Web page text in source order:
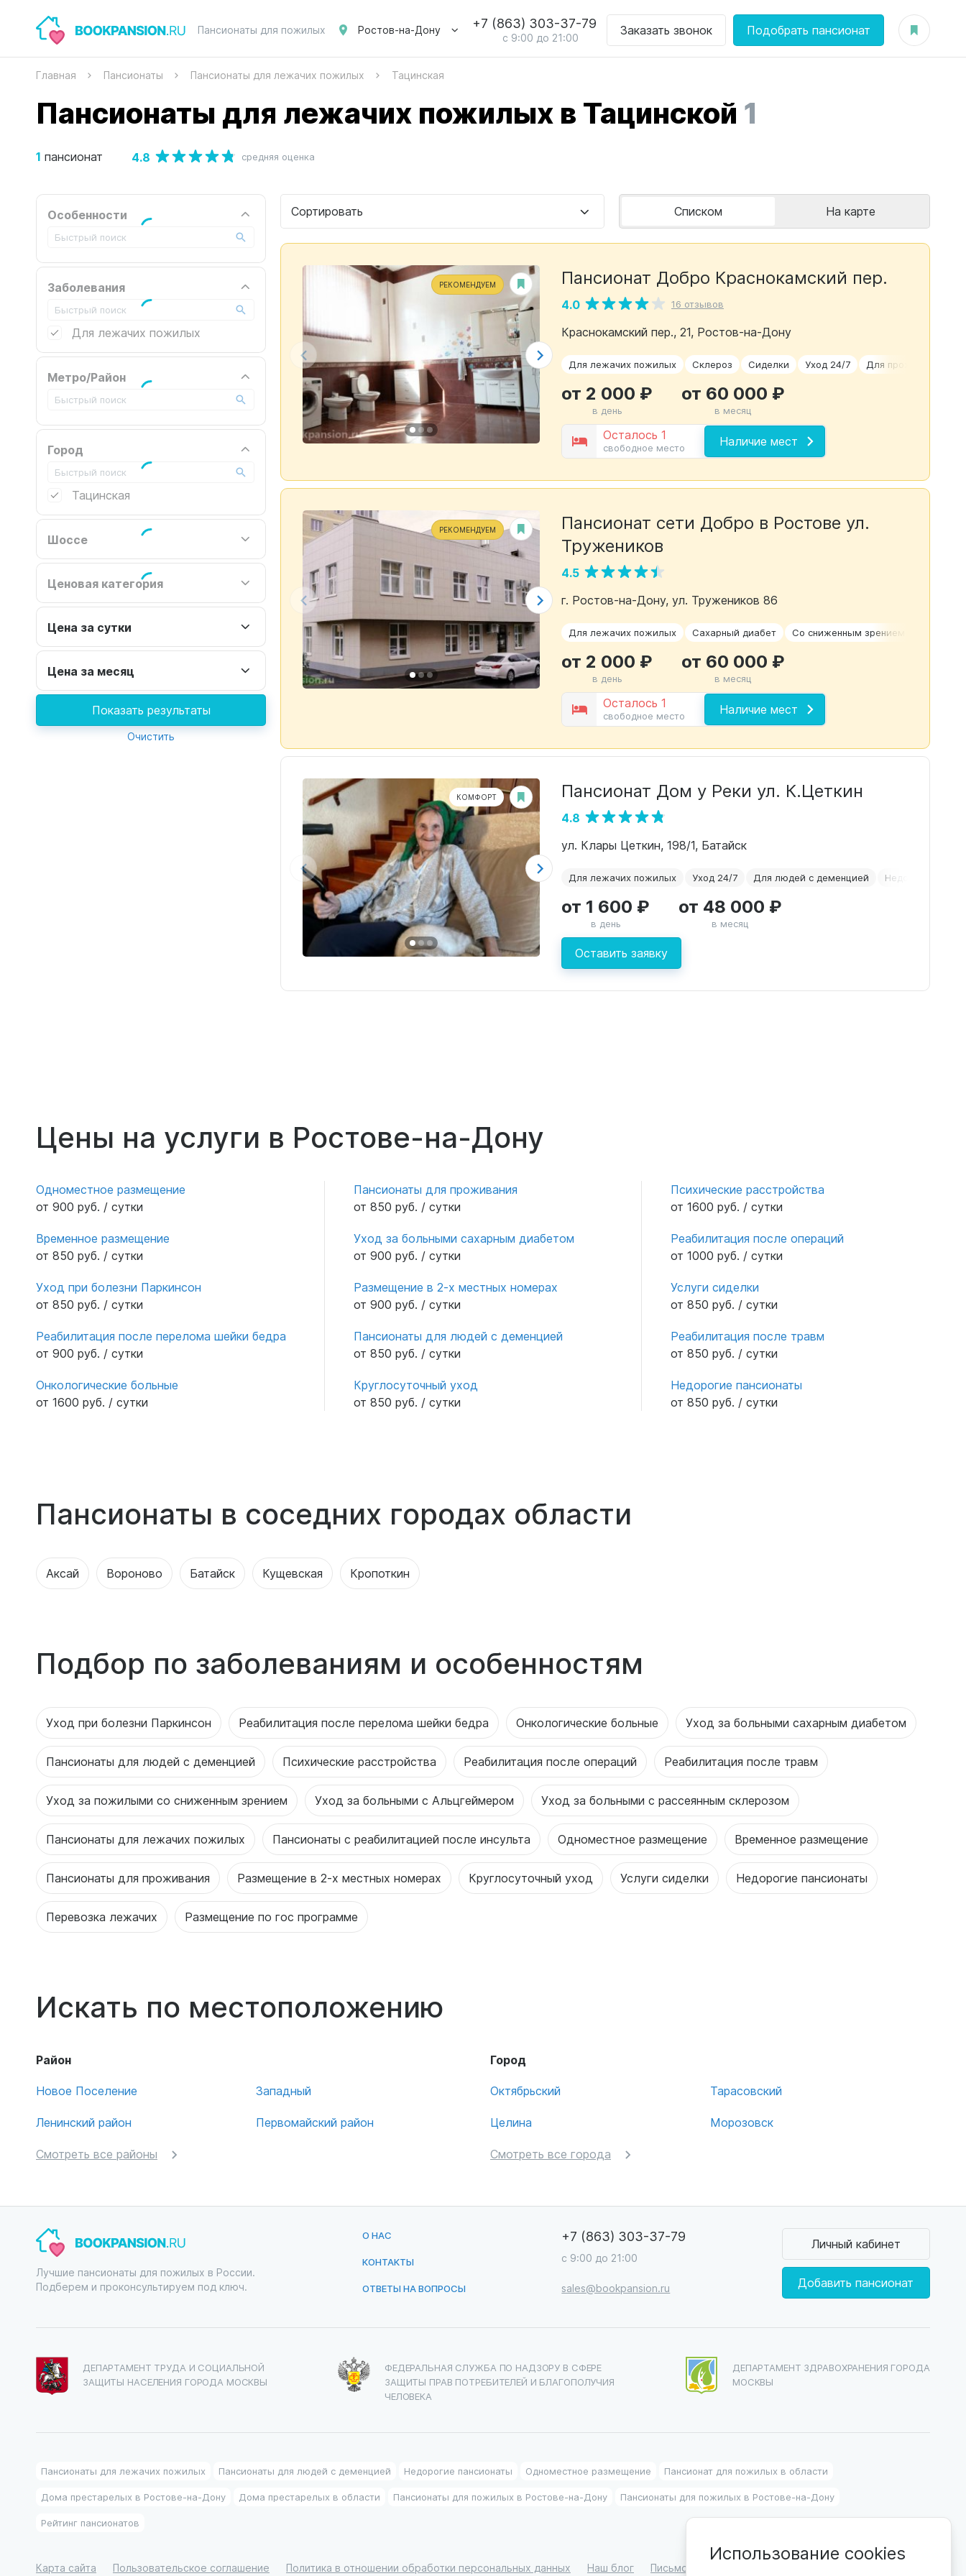
Пансионаты для пожилых Ростов-на-Дону +7 (863) 303-37-79
с 9:00 до 21:00
Заказать звонок Подобрать пансионат
Главная Пансионаты Пансионаты для лежачих пожилых Тацинская
Пансионаты для лежачих пожилых в Тацинской 1
1 пансионат 4.8 средняя оценка
Особенности
Заболевания
Для лежачих пожилых
Метро/Район
Город
Тацинская
Шоссе
Ценовая категория
Цена за сутки
Цена за месяц
Показать результаты
Очистить
Сортировать Списком На карте
РЕКОМЕНДУЕМ Пансионат Добро Краснокамский пер.
4.0 16 отзывов
Краснокамский пер., 21, Ростов-на-Дону
Для лежачих пожилых Склероз Сиделки Уход 24/7 Для проживания
Осталось 1
свободное место Наличие мест
от 2 000 ₽
в день
от 60 000 ₽
в месяц
РЕКОМЕНДУЕМ
Пансионат сети Добро в Ростове ул.
Тружеников
4.5
г. Ростов-на-Дону, ул. Тружеников 86
Для лежачих пожилых Сахарный диабет Со сниженным зрением
Осталось 1
свободное место Наличие мест
от 2 000 ₽
в день
от 60 000 ₽
в месяц
КОМФОРТ Пансионат Дом у Реки ул. К.Цеткин
4.8
ул. Клары Цеткин, 198/1, Батайск
Для лежачих пожилых Уход 24/7 Для людей с деменцией Недорогие
Оставить заявку
от 1 600 ₽
в день
от 48 000 ₽
в месяц
Цены на услуги в Ростове-на-Дону
Одноместное размещение
от 900 руб. / сутки
Временное размещение
от 850 руб. / сутки
Уход при болезни Паркинсон
от 850 руб. / сутки
Реабилитация после перелома шейки бедра
от 900 руб. / сутки
Онкологические больные
от 1600 руб. / сутки
Пансионаты для проживания
от 850 руб. / сутки
Уход за больными сахарным диабетом
от 900 руб. / сутки
Размещение в 2-х местных номерах
от 900 руб. / сутки
Пансионаты для людей с деменцией
от 850 руб. / сутки
Круглосуточный уход
от 850 руб. / сутки
Психические расстройства
от 1600 руб. / сутки
Реабилитация после операций
от 1000 руб. / сутки
Услуги сиделки
от 850 руб. / сутки
Реабилитация после травм
от 850 руб. / сутки
Недорогие пансионаты
от 850 руб. / сутки
Пансионаты в соседних городах области
Аксай Вороново Батайск Кущевская Кропоткин
Подбор по заболеваниям и особенностям
Уход при болезни Паркинсон Реабилитация после перелома шейки бедра Онкологические больные Уход за больными сахарным диабетом
Пансионаты для людей с деменцией Психические расстройства Реабилитация после операций Реабилитация после травм
Уход за пожилыми со сниженным зрением Уход за больными с Альцгеймером Уход за больными с рассеянным склерозом
Пансионаты для лежачих пожилых Пансионаты с реабилитацией после инсульта Одноместное размещение Временное размещение
Пансионаты для проживания Размещение в 2-х местных номерах Круглосуточный уход Услуги сиделки Недорогие пансионаты
Перевозка лежачих Размещение по гос программе
Искать по местоположению
Район
Новое Поселение
Ленинский район
Западный
Первомайский район
Смотреть все районы
Город
Октябрьский
Целина
Тарасовский
Морозовск
Смотреть все города
Лучшие пансионаты для пожилых в России.
Подберем и проконсультируем под ключ.
О НАС
КОНТАКТЫ
ОТВЕТЫ НА ВОПРОСЫ
+7 (863) 303-37-79
с 9:00 до 21:00
sales@bookpansion.ru
Личный кабинет
Добавить пансионат
ДЕПАРТАМЕНТ ТРУДА И СОЦИАЛЬНОЙ
ЗАЩИТЫ НАСЕЛЕНИЯ ГОРОДА МОСКВЫ
ФЕДЕРАЛЬНАЯ СЛУЖБА ПО НАДЗОРУ В СФЕРЕ
ЗАЩИТЫ ПРАВ ПОТРЕБИТЕЛЕЙ И БЛАГОПОЛУЧИЯ
ЧЕЛОВЕКА
ДЕПАРТАМЕНТ ЗДРАВОХРАНЕНИЯ ГОРОДА
МОСКВЫ
Пансионаты для лежачих пожилых Пансионаты для людей с деменцией Недорогие пансионаты Одноместное размещение Пансионат для пожилых в области
Дома престарелых в Ростове-на-Дону Дома престарелых в области Пансионаты для пожилых в Ростове-на-Дону Пансионаты для пожилых в Ростове-на-Дону
Рейтинг пансионатов
Карта сайта Пользовательское соглашение Политика в отношении обработки персональных данных Наш блог Письмо директору
Использование cookies